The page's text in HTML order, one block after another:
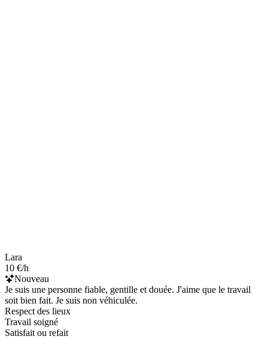
Lara
10 €/h
Nouveau
Je suis une personne fiable, gentille et douée. J'aime que le travail
soit bien fait. Je suis non véhiculée.
Respect des lieux
Travail soigné
Satisfait ou refait